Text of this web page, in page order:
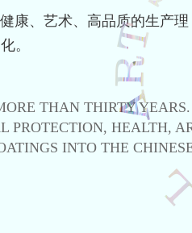
康、艺术、高品质的生产理
。
THAN THIRTY YEARS.
PROTECTION, HEALTH,
INTO THE